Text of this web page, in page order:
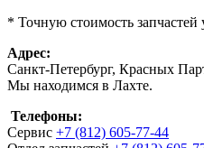
* Точную стоимость запчастей
Адрес:
Санкт-Петербург, Красных
Мы находимся в Лахте.
Телефоны:
Сервис +7 (812) 605-77-44